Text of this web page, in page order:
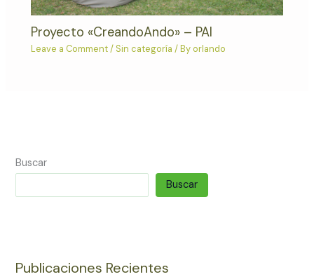
Proyecto «CreandoAndo» – PAI
Leave a Comment/ Sin categoría / Byorlando
Buscar
Buscar
Publicaciones Recientes